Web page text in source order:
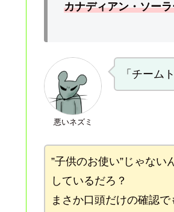
カナディアン・ソー
悪いネズミ
「チーム
”子供のお使い”じゃない
しているだろ？
まさか口頭だけの確認で